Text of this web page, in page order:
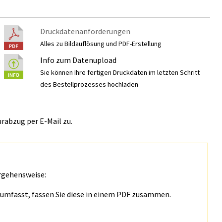
Druckdatenanforderungen
Alles zu Bildauflösung und PDF-Erstellung
Info zum Datenupload
Sie können Ihre fertigen Druckdaten im letzten Schritt
des Bestellprozesses hochladen
per E-Mail zu.
fassen Sie diese in einem PDF zusammen.